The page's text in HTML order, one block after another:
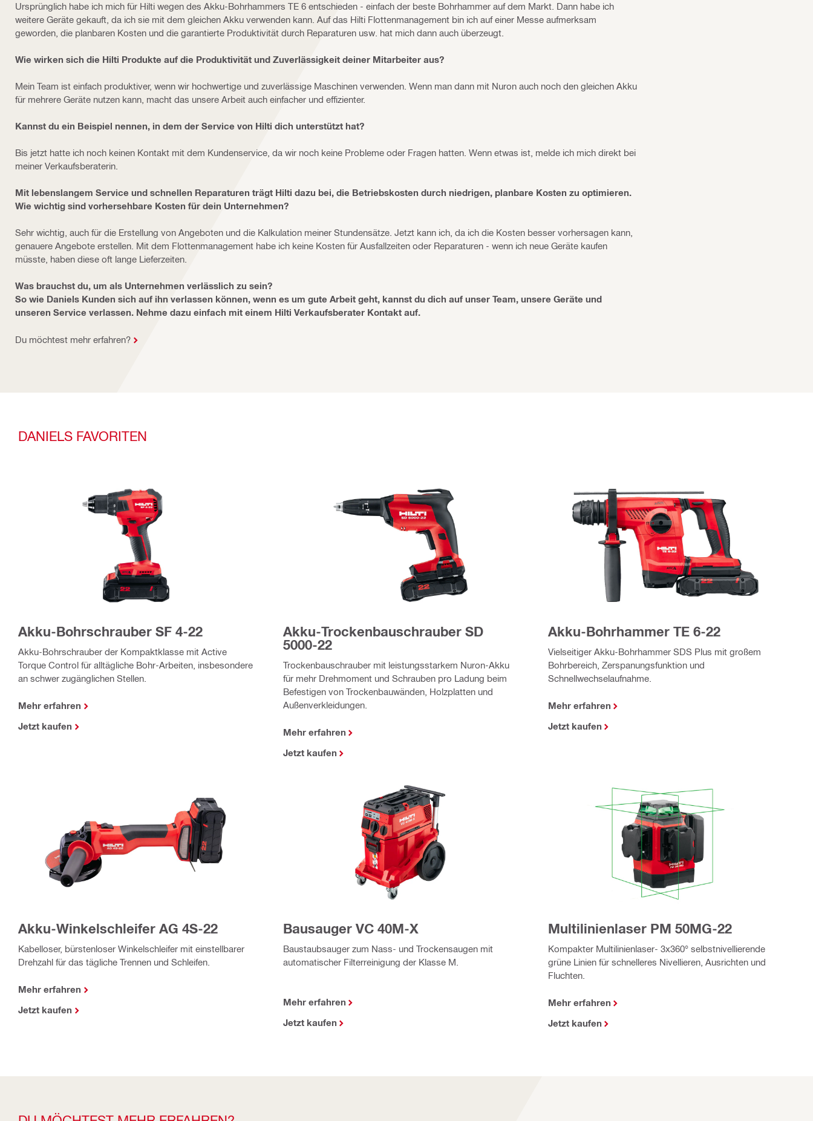
Ursprünglich habe ich mich für Hilti wegen des Akku-Bohrhammers TE 6 entschieden - einfach der beste Bohrhammer auf dem Markt. Dann habe ich
weitere Geräte gekauft, da ich sie mit dem gleichen Akku verwenden kann. Auf das Hilti Flottenmanagement bin ich auf einer Messe aufmerksam
geworden, die planbaren Kosten und die garantierte Produktivität durch Reparaturen usw. hat mich dann auch überzeugt.
Wie wirken sich die Hilti Produkte auf die Produktivität und Zuverlässigkeit deiner Mitarbeiter aus?
Mein Team ist einfach produktiver, wenn wir hochwertige und zuverlässige Maschinen verwenden. Wenn man dann mit Nuron auch noch den gleichen Akku
für mehrere Geräte nutzen kann, macht das unsere Arbeit auch einfacher und effizienter.
Kannst du ein Beispiel nennen, in dem der Service von Hilti dich unterstützt hat?
Bis jetzt hatte ich noch keinen Kontakt mit dem Kundenservice, da wir noch keine Probleme oder Fragen hatten. Wenn etwas ist, melde ich mich direkt bei
meiner Verkaufsberaterin.
Mit lebenslangem Service und schnellen Reparaturen trägt Hilti dazu bei, die Betriebskosten durch niedrigen, planbare Kosten zu optimieren.
Wie wichtig sind vorhersehbare Kosten für dein Unternehmen?
Sehr wichtig, auch für die Erstellung von Angeboten und die Kalkulation meiner Stundensätze. Jetzt kann ich, da ich die Kosten besser vorhersagen kann,
genauere Angebote erstellen. Mit dem Flottenmanagement habe ich keine Kosten für Ausfallzeiten oder Reparaturen - wenn ich neue Geräte kaufen
müsste, haben diese oft lange Lieferzeiten.
Was brauchst du, um als Unternehmen verlässlich zu sein?
So wie Daniels Kunden sich auf ihn verlassen können, wenn es um gute Arbeit geht, kannst du dich auf unser Team, unsere Geräte und
unseren Service verlassen. Nehme dazu einfach mit einem Hilti Verkaufsberater Kontakt auf.
Du möchtest mehr erfahren?
DANIELS FAVORITEN
Akku-Bohrschrauber SF 4-22
Akku-Bohrschrauber der Kompaktklasse mit Active
Torque Control für alltägliche Bohr-Arbeiten, insbesondere
an schwer zugänglichen Stellen.
Mehr erfahren
Jetzt kaufen
Akku-Trockenbauschrauber SD
5000-22
Trockenbauschrauber mit leistungsstarkem Nuron-Akku
für mehr Drehmoment und Schrauben pro Ladung beim
Befestigen von Trockenbauwänden, Holzplatten und
Außenverkleidungen.
Mehr erfahren
Jetzt kaufen
Akku-Bohrhammer TE 6-22
Vielseitiger Akku-Bohrhammer SDS Plus mit großem
Bohrbereich, Zerspanungsfunktion und
Schnellwechselaufnahme.
Mehr erfahren
Jetzt kaufen
Akku-Winkelschleifer AG 4S-22
Kabelloser, bürstenloser Winkelschleifer mit einstellbarer
Drehzahl für das tägliche Trennen und Schleifen.
Mehr erfahren
Jetzt kaufen
Bausauger VC 40M-X
Baustaubsauger zum Nass- und Trockensaugen mit
automatischer Filterreinigung der Klasse M.
Mehr erfahren
Jetzt kaufen
Multilinienlaser PM 50MG-22
Kompakter Multilinienlaser- 3x360° selbstnivellierende
grüne Linien für schnelleres Nivellieren, Ausrichten und
Fluchten.
Mehr erfahren
Jetzt kaufen